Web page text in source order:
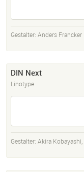
Gestalter: Anders Francker
DIN Next
Linotype
Gestalter: Akira Kobayashi,